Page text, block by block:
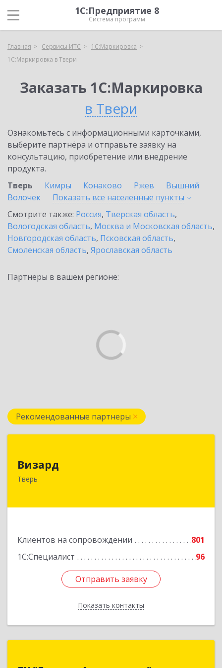
1С:Предприятие 8
Система программ
Главная Сервисы ИТС
1С:Маркировка
1С:Маркировка в Твери
Заказать 1С:Маркировка
в Твери
Ознакомьтесь с информационными карточками,
выберите партнёра и отправьте заявку на
консультацию, приобретение или внедрение
продукта.
Тверь
Кимры Конаково Ржев
Вышний
Волочек
Показать все населенные пункты
Смотрите также: Россия, Тверская область,
Вологодская область, Москва и Московская область,
Новгородская область, Псковская область,
Смоленская область, Ярославская область
Партнеры в вашем регионе:
Рекомендованные партнеры
Визард
Тверь
Клиентов на сопровождении
801
1С:Специалист
96
Отправить заявку
Показать контакты
170006, Тверская обл, Тверь г, Учительская ул,
Подробнее
Отправить заявку
Назад